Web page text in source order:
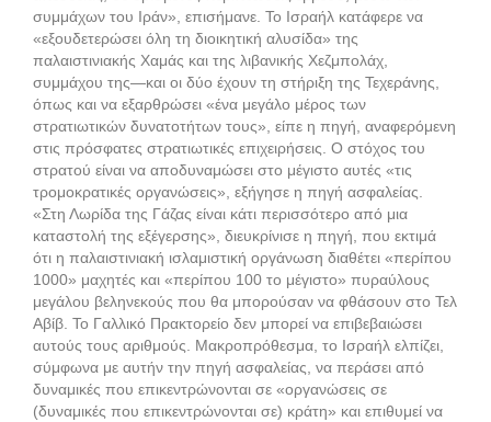
συμμάχων του Ιράν», επισήμανε. Το Ισραήλ κατάφερε να
«εξουδετερώσει όλη τη διοικητική αλυσίδα» της
παλαιστινιακής Χαμάς και της λιβανικής Χεζμπολάχ,
συμμάχου της—και οι δύο έχουν τη στήριξη της Τεχεράνης,
όπως και να εξαρθρώσει «ένα μεγάλο μέρος των
στρατιωτικών δυνατοτήτων τους», είπε η πηγή, αναφερόμενη
στις πρόσφατες στρατιωτικές επιχειρήσεις. Ο στόχος του
στρατού είναι να αποδυναμώσει στο μέγιστο αυτές «τις
τρομοκρατικές οργανώσεις», εξήγησε η πηγή ασφαλείας.
«Στη Λωρίδα της Γάζας είναι κάτι περισσότερο από μια
καταστολή της εξέγερσης», διευκρίνισε η πηγή, που εκτιμά
ότι η παλαιστινιακή ισλαμιστική οργάνωση διαθέτει «περίπου
1000» μαχητές και «περίπου 100 το μέγιστο» πυραύλους
μεγάλου βεληνεκούς που θα μπορούσαν να φθάσουν στο Τελ
Αβίβ. Το Γαλλικό Πρακτορείο δεν μπορεί να επιβεβαιώσει
αυτούς τους αριθμούς. Μακροπρόθεσμα, το Ισραήλ ελπίζει,
σύμφωνα με αυτήν την πηγή ασφαλείας, να περάσει από
δυναμικές που επικεντρώνονται σε «οργανώσεις σε
(δυναμικές που επικεντρώνονται σε) κράτη» και επιθυμεί να